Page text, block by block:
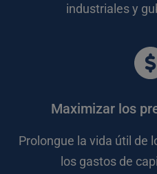
industriales y
Maximizar los
Prolongue la vida útil de
los gastos de